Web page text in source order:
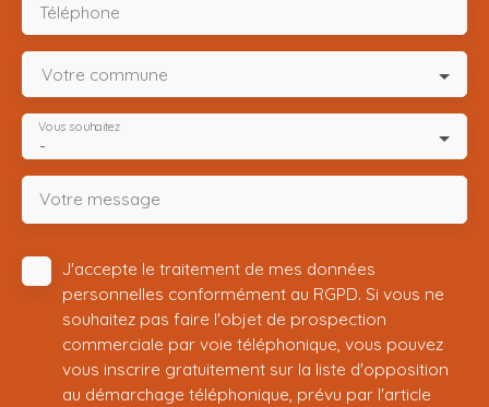
Téléphone
Votre commune
-
Vous souhaitez
Votre message
J'accepte le traitement de mes données
personnelles conformément au RGPD. Si vous ne
souhaitez pas faire l'objet de prospection
commerciale par voie téléphonique, vous pouvez
vous inscrire gratuitement sur la liste d'opposition
au démarchage téléphonique, prévu par l'article